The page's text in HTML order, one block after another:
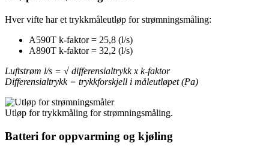
Hver vifte har et trykkmåleutløp for strømningsmåling:
A590T k-faktor = 25,8 (l/s)
A890T k-faktor = 32,2 (l/s)
Luftstrøm l/s = √ differensialtrykk x k-faktor
Differensialtrykk = trykkforskjell i måleutløpet (Pa)
Utløp for trykkmåling for strømningsmåling.
Batteri for oppvarming og kjøling